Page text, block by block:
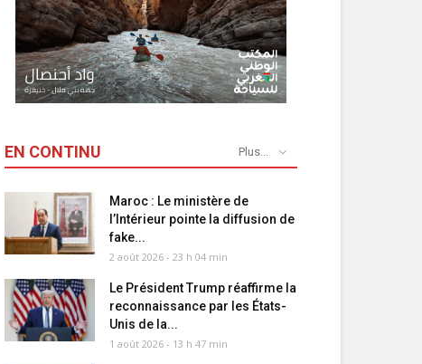
EN CONTINU Plus...
Maroc : Le ministère de
l’Intérieur pointe la diffusion de
fake...
2 août 2026 - 23 h 04 min
Le Président Trump réaffirme la
reconnaissance par les États-
Unis de la...
1 août 2026 - 13 h 47 min